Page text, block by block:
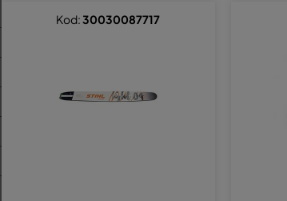
Kod:30030087717